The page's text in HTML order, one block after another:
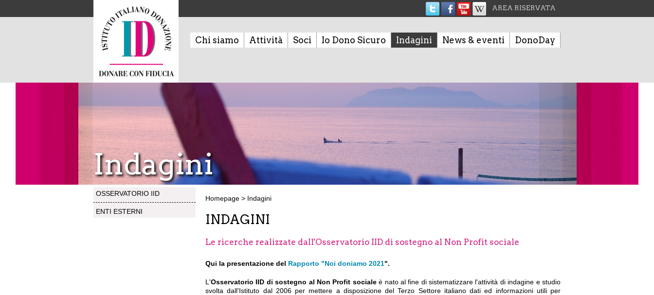
AREA RISERVATA
Chi siamo Attività Soci Io Dono Sicuro Indagini News & eventi DonoDay
Indagini
OSSERVATORIO IID
ENTI ESTERNI
Homepage > Indagini
INDAGINI
Le ricerche realizzate dall'Osservatorio IID di sostegno al Non Profit sociale
Qui la presentazione del Rapporto "Noi doniamo 2021".
L'Osservatorio IID di sostegno al Non Profit socialeè nato al fine di sistematizzare l'attività di indagine e studio
svolta dall'Istituto dal 2006 per mettere a disposizione del Terzo Settore italiano dati ed informazioni utili per